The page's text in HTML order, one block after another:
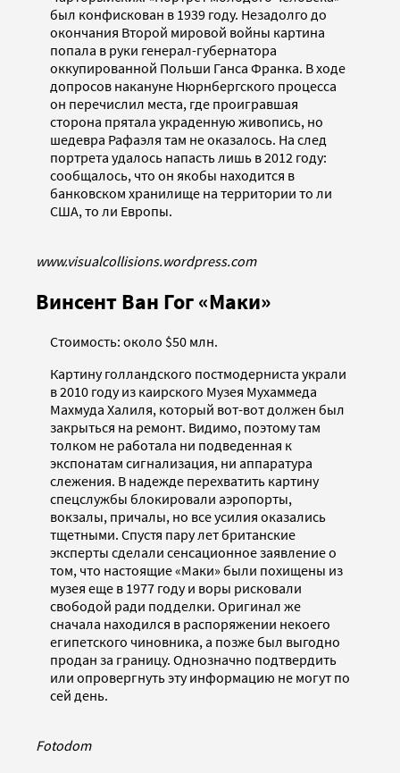
был конфискован в 1939 году. Незадолго до
окончания Второй мировой войны картина
попала в руки генерал-губернатора
оккупированной Польши Ганса Франка. В ходе
допросов накануне Нюрнбергского процесса
он перечислил места, где проигравшая
сторона прятала украденную живопись, но
шедевра Рафаэля там не оказалось. На след
портрета удалось напасть лишь в 2012 году:
сообщалось, что он якобы находится в
банковском хранилище на территории то ли
США, то ли Европы.
www.visualcollisions.wordpress.com
Винсент Ван Гог «Маки»
Стоимость: около $50 млн.
Картину голландского постмодерниста украли
в 2010 году из каирского Музея Мухаммеда
Махмуда Халиля, который вот-вот должен был
закрыться на ремонт. Видимо, поэтому там
толком не работала ни подведенная к
экспонатам сигнализация, ни аппаратура
слежения. В надежде перехватить картину
спецслужбы блокировали аэропорты,
вокзалы, причалы, но все усилия оказались
тщетными. Спустя пару лет британские
эксперты сделали сенсационное заявление о
том, что настоящие «Маки» были похищены из
музея еще в 1977 году и воры рисковали
свободой ради подделки. Оригинал же
сначала находился в распоряжении некоего
египетского чиновника, а позже был выгодно
продан за границу. Однозначно подтвердить
или опровергнуть эту информацию не могут по
сей день.
Fotodom